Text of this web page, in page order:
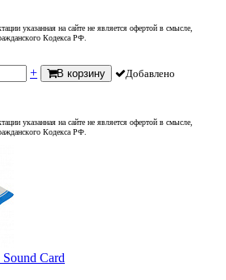
указанная на сайте не является офертой в смысле,
Кодекса РФ.
+ В корзину Добавлено
указанная на сайте не является офертой в смысле,
Кодекса РФ.
Card